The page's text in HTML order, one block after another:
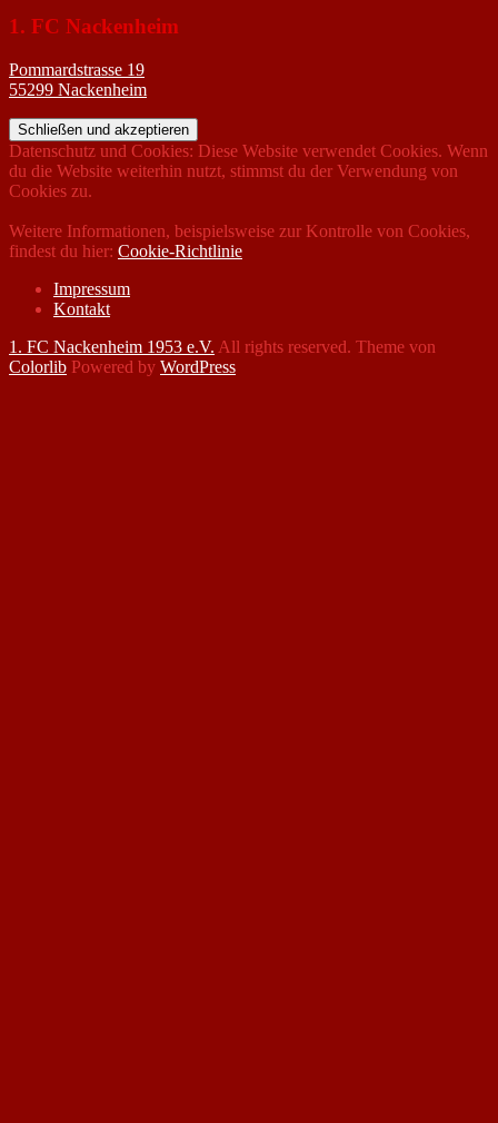
1. FC Nackenheim
Pommardstrasse 19
55299 Nackenheim
Datenschutz und Cookies: Diese Website verwendet Cookies. Wenn
du die Website weiterhin nutzt, stimmst du der Verwendung von
Cookies zu.
Weitere Informationen, beispielsweise zur Kontrolle von Cookies,
findest du hier: Cookie-Richtlinie
Impressum
Kontakt
1. FC Nackenheim 1953 e.V. All rights reserved. Theme von
Colorlib Powered by WordPress